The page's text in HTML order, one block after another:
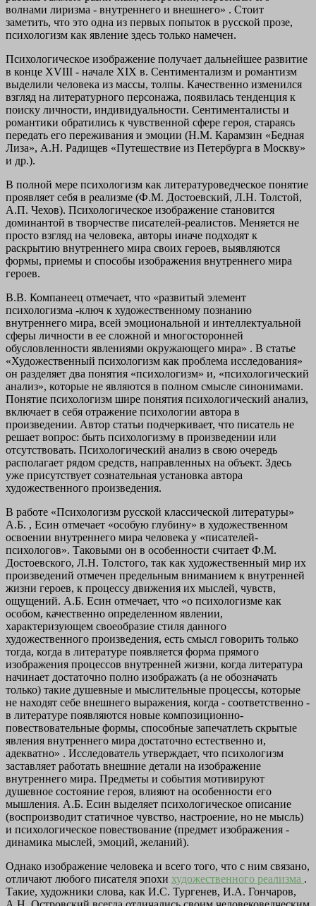
волнами лиризма - внутреннего и внешнего» . Стоит
заметить, что это одна из первых попыток в русской прозе,
психологизм как явление здесь только намечен.
Психологическое изображение получает дальнейшее развитие
в конце XVIII - начале XIX в. Сентиментализм и романтизм
выделили человека из массы, толпы. Качественно изменился
взгляд на литературного персонажа, появилась тенденция к
поиску личности, индивидуальности. Сентименталисты и
романтики обратились к чувственной сфере героя, стараясь
передать его переживания и эмоции (Н.М. Карамзин «Бедная
Лиза», А.Н. Радищев «Путешествие из Петербурга в Москву»
и др.).
В полной мере психологизм как литературоведческое понятие
проявляет себя в реализме (Ф.М. Достоевский, Л.Н. Толстой,
А.П. Чехов). Психологическое изображение становится
доминантой в творчестве писателей-реалистов. Меняется не
просто взгляд на человека, авторы иначе подходят к
раскрытию внутреннего мира своих героев, выявляются
формы, приемы и способы изображения внутреннего мира
героев.
В.В. Компанеец отмечает, что «развитый элемент
психологизма -ключ к художественному познанию
внутреннего мира, всей эмоциональной и интеллектуальной
сферы личности в ее сложной и многосторонней
обусловленности явлениями окружающего мира» . В статье
«Художественный психологизм как проблема исследования»
он разделяет два понятия «психологизм» и, «психологический
анализ», которые не являются в полном смысле синонимами.
Понятие психологизм шире понятия психологический анализ,
включает в себя отражение психологии автора в
произведении. Автор статьи подчеркивает, что писатель не
решает вопрос: быть психологизму в произведении или
отсутствовать. Психологический анализ в свою очередь
располагает рядом средств, направленных на объект. Здесь
уже присутствует сознательная установка автора
художественного произведения.
В работе «Психологизм русской классической литературы»
А.Б. , Есин отмечает «особую глубину» в художественном
освоении внутреннего мира человека у «писателей-
психологов». Таковыми он в особенности считает Ф.М.
Достоевского, Л.Н. Толстого, так как художественный мир их
произведений отмечен предельным вниманием к внутренней
жизни героев, к процессу движения их мыслей, чувств,
ощущений. А.Б. Есин отмечает, что «о психологизме как
особом, качественно определенном явлении,
характеризующем своеобразие стиля данного
художественного произведения, есть смысл говорить только
тогда, когда в литературе появляется форма прямого
изображения процессов внутренней жизни, когда литература
начинает достаточно полно изображать (а не обозначать
только) такие душевные и мыслительные процессы, которые
не находят себе внешнего выражения, когда - соответственно -
в литературе появляются новые композиционно-
повествовательные формы, способные запечатлеть скрытые
явления внутреннего мира достаточно естественно и,
адекватно» . Исследователь утверждает, что психологизм
заставляет работать внешние детали на изображение
внутреннего мира. Предметы и события мотивируют
душевное состояние героя, влияют на особенности его
мышления. А.Б. Есин выделяет психологическое описание
(воспроизводит статичное чувство, настроение, но не мысль)
и психологическое повествование (предмет изображения -
динамика мыслей, эмоций, желаний).
Однако изображение человека и всего того, что с ним связано,
отличают любого писателя эпохи художественного реализма .
Такие, художники слова, как И.С. Тургенев, И.А. Гончаров,